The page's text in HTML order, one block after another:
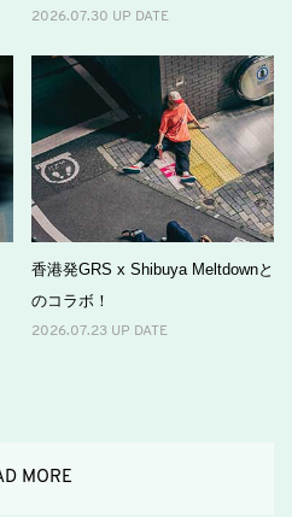
2026.07.30 UP DATE
香港発GRS x Shibuya Meltdownと
のコラボ！
2026.07.23 UP DATE
MORE